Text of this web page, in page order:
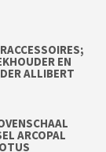
EN
ALLIBERT
ARCOPAL